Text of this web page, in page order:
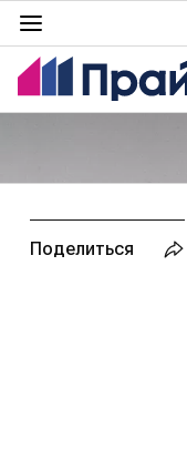
Поделиться